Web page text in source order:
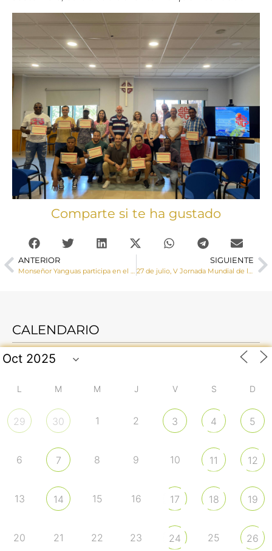
Comparte si te ha gustado
ANTERIOR SIGUIENTE
CALENDARIO
L M M J V S D
29 30 1 2 3 4 5
6 7 8 9 10 11 12
13 14 15 16 17 18 19
20 21 22 23 24 25 26